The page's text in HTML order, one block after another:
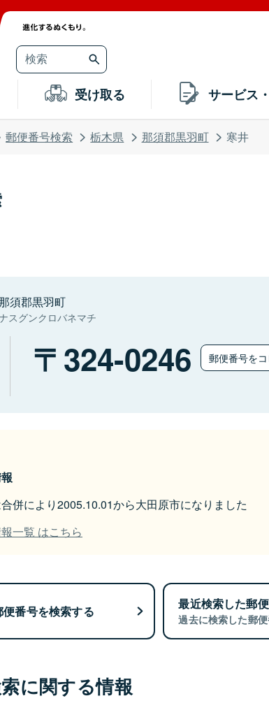
受け取る サービス
郵便番号検索 栃木県 那須郡黒羽町 寒井
須郡黒羽町
スグンクロバネマチ
324-0246 郵便番号を
併により2005.10.01から大田原市になりました
一覧 はこちら
便番号を検索する 最近検索した郵
過去に検索した郵
に関する情報